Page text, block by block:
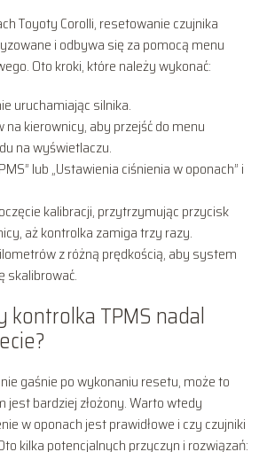
Toyoty Corolli, resetowanie czujnika
i odbywa się za pomocą menu
Oto kroki, które należy wykonać:
uruchamiając silnika.
na kierownicy, aby przejść do menu
na wyświetlaczu.
lub „Ustawienia ciśnienia w oponach” i
kalibracji, przytrzymując przycisk
aż kontrolka zamiga trzy razy.
z różną prędkością, aby system
skalibrować.
kontrolka TPMS nadal
gaśnie po wykonaniu resetu, może to
jest bardziej złożony. Warto wtedy
w oponach jest prawidłowe i czy czujniki
kilka potencjalnych przyczyn i rozwiązań: